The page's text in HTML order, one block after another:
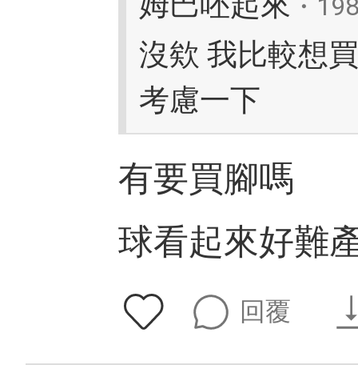
・
沒欸 我比較想
考慮一下
有要買腳嗎
球看起來好難
回覆